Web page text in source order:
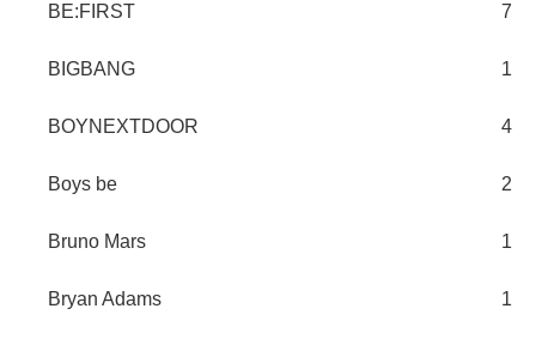
BE:FIRST 7
BIGBANG 1
BOYNEXTDOOR 4
Boys be 2
Bruno Mars 1
Bryan Adams 1